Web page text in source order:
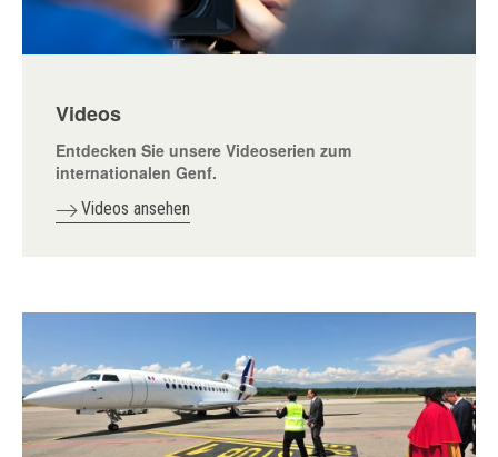
Videos
Entdecken Sie unsere Videoserien zum
internationalen Genf.
Videos ansehen